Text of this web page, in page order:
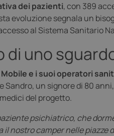
dei pazienti, con 389
evoluzione segnala un
al Sistema Sanitario
di uno
Mobile e i suoi operatori
un signore di 80
del progetto.
psichiatrico, che
nostro camper nelle